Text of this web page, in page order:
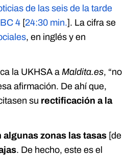
de las seis de la tarde
4 [24:30 min.]. La cifra se
, en inglés y en
la UKHSA a Maldita.es, “no
afirmación. De ahí que,
su rectificación a la
algunas zonas las tasas [de
. De hecho, este es el